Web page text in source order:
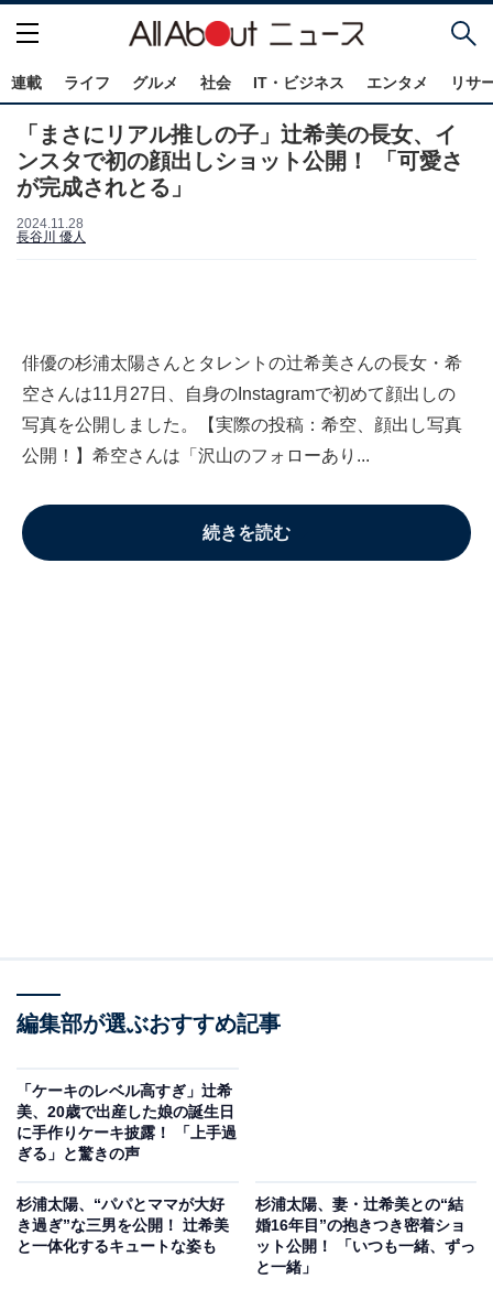
連載 ライフ グルメ 社会 IT・ビジネス エンタメ リサ
「まさにリアル推しの子」辻希美の長女、イ
ンスタで初の顔出しショット公開！ 「可愛さ
が完成されとる」
2024.11.28
長谷川 優人
俳優の杉浦太陽さんとタレントの辻希美さんの長女・希
空さんは11月27日、自身のInstagramで初めて顔出しの
写真を公開しました。【実際の投稿：希空、顔出し写真
公開！】希空さんは「沢山のフォローあり...
続きを読む
編集部が選ぶおすすめ記事
「ケーキのレベル高すぎ」辻希
美、20歳で出産した娘の誕生日
に手作りケーキ披露！ 「上手過
ぎる」と驚きの声
杉浦太陽、“パパとママが大好
き過ぎ”な三男を公開！ 辻希美
と一体化するキュートな姿も
杉浦太陽、妻・辻希美との“結
婚16年目”の抱きつき密着ショ
ット公開！ 「いつも一緒、ずっ
と一緒」